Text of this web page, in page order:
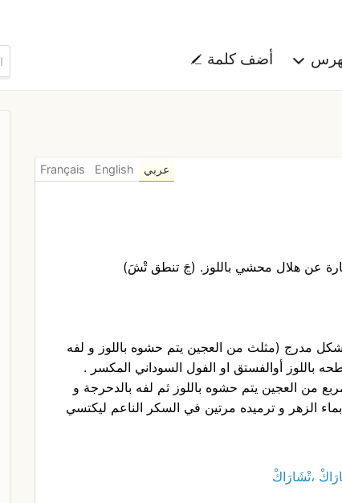
أضف كلمة
عن هلال محشي باللوز. (ڃَ تنطق تْشَ)
مدرج (مثلث من العجين يتم حشوه باللوز و لفه
باللوز أوالفستق او الفول السوداني المكسر .
من العجين يتم حشوه باللوز ثم لفه بالدحرجة و
الزهر و ترميده مرتين في السكر الناعم ليكتسي
عربي English
Français
،تْشَارَاكْ